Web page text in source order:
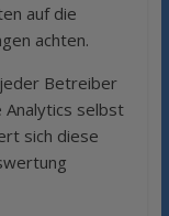
auf die
achten.
Betreiber
selbst
sich diese